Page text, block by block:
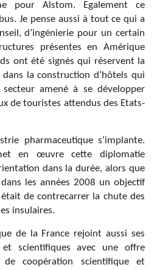
pour Alstom. Egalement ce
Je pense aussi à tout ce qui a
d’ingénierie pour un certain
présentes en Amérique
ont été signés qui réservent la
la construction d’hôtels qui
amené à se développer
de touristes attendus des Etats-
pharmaceutique s’implante.
en œuvre cette diplomatie
dans la durée, alors que
dans les années 2008 un objectif
de contrecarrer la chute des
insulaires.
de la France rejoint aussi ses
et scientifiques avec une offre
coopération scientifique et